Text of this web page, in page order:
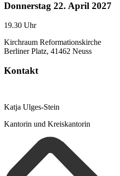
Donnerstag 22. April 2027
19.30 Uhr
Kirchraum Reformationskirche
Berliner Platz, 41462 Neuss
Kontakt
Katja Ulges-Stein
Kantorin und Kreiskantorin